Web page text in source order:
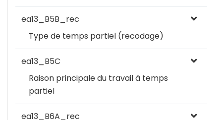
ea13_B5B_rec
Type de temps partiel (recodage)
ea13_B5C
Raison principale du travail à temps
partiel
ea13_B6A_rec